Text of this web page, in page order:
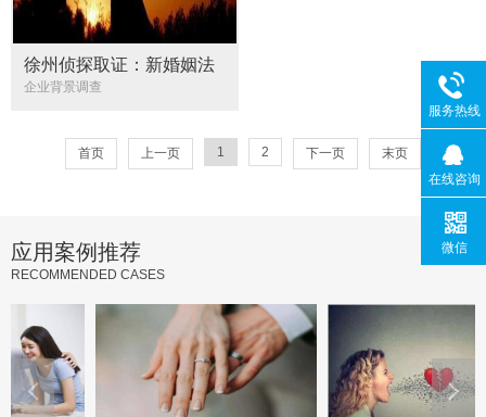
徐州侦探取证：新婚姻法
分居两年证据
企业背景调查
首页 上一页 1 2 下一页 末页
应用案例推荐
RECOMMENDED CASES
服务热线
在线咨询
微信